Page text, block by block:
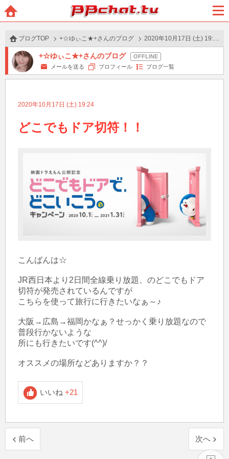
BBchatTV
ュー
ブログTOP +☆ゆぃこ★+さんのブログ 2020年10月17日 (土) 19:24 の投稿
+☆ゆぃこ★+さんのブログ
メールを送る プロフィール ブログ一覧
2020年10月17日 (土) 19:24
どこでもドア切符！！
こんばんは☆
JR西日本より2日間全線乗り放題、のどこでもドア
切符が発売されているんですが
こちらを使って旅行に行きたいなぁ～♪
大阪→広島→福岡かなぁ？せっかく乗り放題なので
普段行かないような
所にも行きたいです(^^)/
いいね +21
前へ 次へ